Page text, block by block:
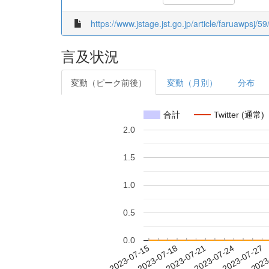
https://www.jstage.jst.go.jp/article/faruawpsj/
言及状況
変動（ピーク前後） 変動（月別） 分布
合計 Twitter (通常)
2023-07-152023-07-182023-07-212023-07-242023-07-27
0.0
0.5
1.0
1.5
2.0